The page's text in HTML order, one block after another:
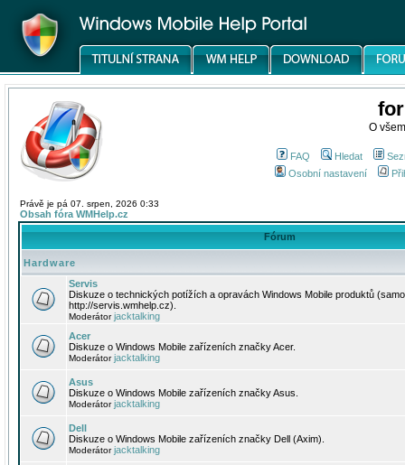
O
FAQ Hledat
Osobní nastavení
Právě je pá 07. srpen, 2026 0:33
Obsah fóra WMHelp.cz
Fórum
Hardware
Servis
Diskuze o technických potížích a opravách Windows Mobile produktů
http://servis.wmhelp.cz).
Moderátorjacktalking
Acer
Diskuze o Windows Mobile zařízeních značky Acer.
Moderátorjacktalking
Asus
Diskuze o Windows Mobile zařízeních značky Asus.
Moderátorjacktalking
Dell
Diskuze o Windows Mobile zařízeních značky Dell (Axim).
Moderátorjacktalking